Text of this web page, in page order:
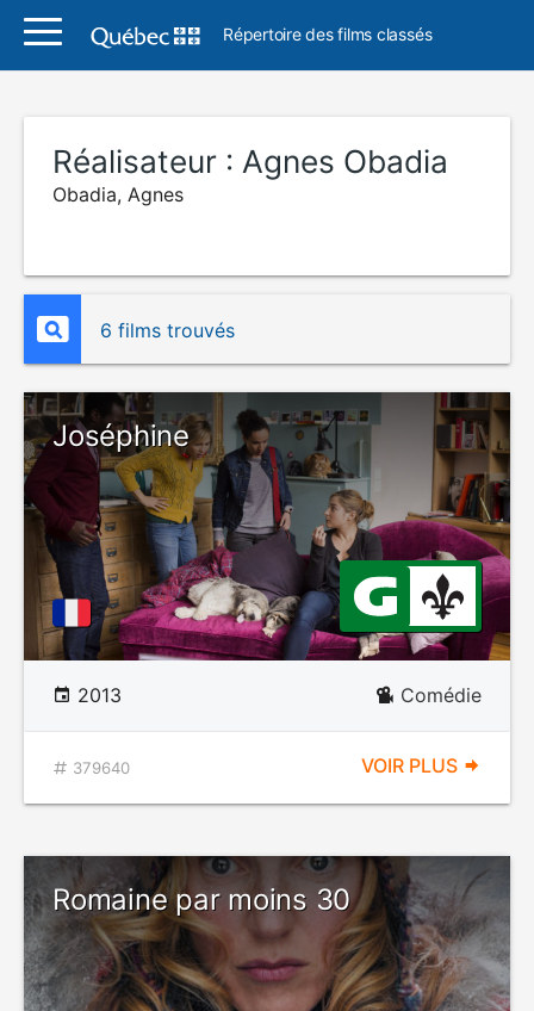
Répertoire des films classés
Réalisateur : Agnes Obadia
Obadia, Agnes
6 films trouvés
Joséphine
2013 Comédie
379640 VOIR PLUS
Romaine par moins 30